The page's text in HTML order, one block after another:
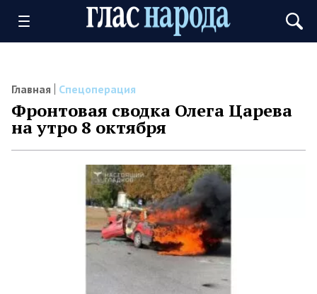
Главная Спецоперация
Фронтовая сводка Олега Царева
на утро 8 октября